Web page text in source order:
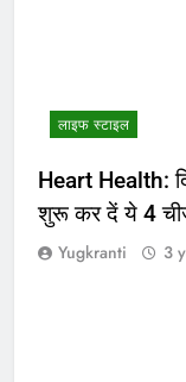
लाइफ स्टाइल
Heart Health:
शुरू कर दें ये 4
Yugkranti 3